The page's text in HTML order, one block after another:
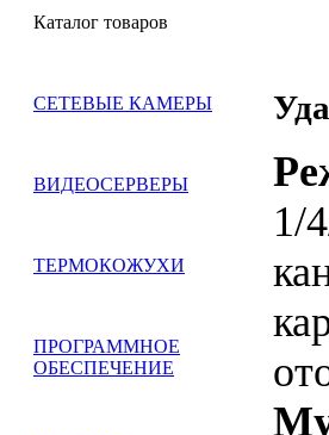
Каталог товаров
СЕТЕВЫЕ КАМЕРЫ
ВИДЕОСЕРВЕРЫ
ТЕРМОКОЖУХИ
ПРОГРАММНОЕ
ОБЕСПЕЧЕНИЕ
1/